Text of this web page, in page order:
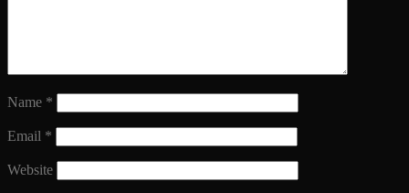
Name *
Email *
Website